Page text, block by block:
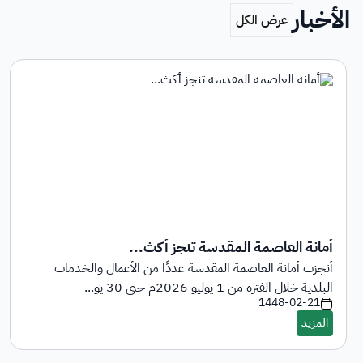
الأخبار
أمانة العاصمة المقدسة تنجز أكث...
أنجزت أمانة العاصمة المقدسة عددًا من الأعمال والخدمات
البلدية خلال الفترة من 1 يوليو 2026م حتى 30 يو...
1448-02-21